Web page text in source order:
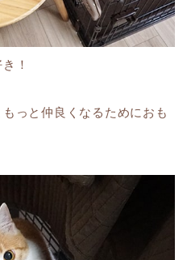
！
っと仲良くなるためにおも